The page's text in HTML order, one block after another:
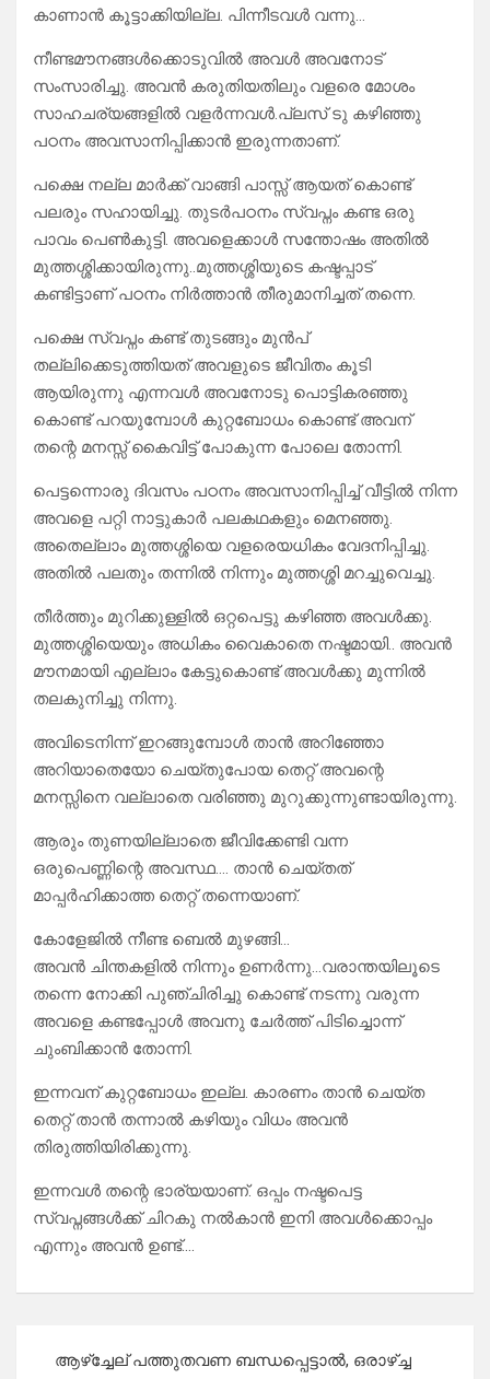
കാണാൻ കൂട്ടാക്കിയില്ല. പിന്നീടവൾ വന്നു…
നീണ്ടമൗനങ്ങൾക്കൊടുവിൽ അവൾ അവനോട്
സംസാരിച്ചു. അവൻ കരുതിയതിലും വളരെ മോശം
സാഹചര്യങ്ങളിൽ വളർന്നവൾ.പ്ലസ് ടു കഴിഞ്ഞു
പഠനം അവസാനിപ്പിക്കാൻ ഇരുന്നതാണ്.
പക്ഷെ നല്ല മാർക്ക്‌ വാങ്ങി പാസ്സ് ആയത് കൊണ്ട്
പലരും സഹായിച്ചു. തുടർപഠനം സ്വപ്നം കണ്ട ഒരു
പാവം പെൺകുട്ടി. അവളെക്കാൾ സന്തോഷം അതിൽ
മുത്തശ്ശിക്കായിരുന്നു..മുത്തശ്ശിയുടെ കഷ്ടപ്പാട്
കണ്ടിട്ടാണ് പഠനം നിർത്താൻ തീരുമാനിച്ചത് തന്നെ.
പക്ഷെ സ്വപ്നം കണ്ട് തുടങ്ങും മുൻപ്
തല്ലിക്കെടുത്തിയത് അവളുടെ ജീവിതം കൂടി
ആയിരുന്നു എന്നവൾ അവനോടു പൊട്ടികരഞ്ഞു
കൊണ്ട് പറയുമ്പോൾ കുറ്റബോധം കൊണ്ട് അവന്
തന്റെ മനസ്സ് കൈവിട്ട് പോകുന്ന പോലെ തോന്നി.
പെട്ടന്നൊരു ദിവസം പഠനം അവസാനിപ്പിച്ച് വീട്ടിൽ നിന്ന
അവളെ പറ്റി നാട്ടുകാർ പലകഥകളും മെനഞ്ഞു.
അതെല്ലാം മുത്തശ്ശിയെ വളരെയധികം വേദനിപ്പിച്ചു.
അതിൽ പലതും തന്നിൽ നിന്നും മുത്തശ്ശി മറച്ചുവെച്ചു.
തീർത്തും മുറിക്കുള്ളിൽ ഒറ്റപെട്ടു കഴിഞ്ഞ അവൾക്കു.
മുത്തശ്ശിയെയും അധികം വൈകാതെ നഷ്ടമായി.. അവൻ
മൗനമായി എല്ലാം കേട്ടുകൊണ്ട് അവൾക്കു മുന്നിൽ
തലകുനിച്ചു നിന്നു.
അവിടെനിന്ന് ഇറങ്ങുമ്പോൾ താൻ അറിഞ്ഞോ
അറിയാതെയോ ചെയ്തുപോയ തെറ്റ് അവന്റെ
മനസ്സിനെ വല്ലാതെ വരിഞ്ഞു മുറുക്കുന്നുണ്ടായിരുന്നു.
ആരും തുണയില്ലാതെ ജീവിക്കേണ്ടി വന്ന
ഒരുപെണ്ണിന്റെ അവസ്ഥ…. താൻ ചെയ്തത്
മാപ്പർഹിക്കാത്ത തെറ്റ് തന്നെയാണ്.
കോളേജിൽ നീണ്ട ബെൽ മുഴങ്ങി…
അവൻ ചിന്തകളിൽ നിന്നും ഉണർന്നു…വരാന്തയിലൂടെ
തന്നെ നോക്കി പുഞ്ചിരിച്ചു കൊണ്ട് നടന്നു വരുന്ന
അവളെ കണ്ടപ്പോൾ അവനു ചേർത്ത് പിടിച്ചൊന്ന്
ചുംബിക്കാൻ തോന്നി.
ഇന്നവന് കുറ്റബോധം ഇല്ല. കാരണം താൻ ചെയ്ത
തെറ്റ് താൻ തന്നാൽ കഴിയും വിധം അവൻ
തിരുത്തിയിരിക്കുന്നു.
ഇന്നവൾ തന്റെ ഭാര്യയാണ്. ഒപ്പം നഷ്ടപെട്ട
സ്വപ്നങ്ങൾക്ക് ചിറകു നൽകാൻ ഇനി അവൾക്കൊപ്പം
എന്നും അവൻ ഉണ്ട്….
ആഴ്ച്ചേല് പത്തുതവണ ബന്ധപ്പെട്ടാൽ, ഒരാഴ്ച്ച